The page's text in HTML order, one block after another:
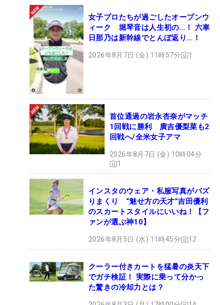
女子プロたちが過ごしたオープンウ
ィーク 堀琴音は人生初の…！ 六車
日那乃は新幹線でとんぼ返り…！
2026年8月7日 (金) 11時57分 1
首位通過の岩永杏奈がマッチ
1回戦に勝利 廣吉優梨菜も2
回戦へ/全米女子アマ
2026年8月7日 (金) 10時04分
1
インスタのウェア・私服写真がバズ
りまくり “魅せ方の天才”吉田優利
のスカートスタイルにいいね！【フ
ァンが選ぶ神10】
2026年8月5日 (水) 11時45分 12
クーラー付きカートを猛暑の炎天下
でガチ検証！ 実際に乗って分かっ
た驚きの冷却力とは？